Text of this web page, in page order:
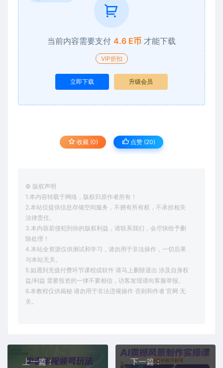
当前内容需要支付 4.6 E币 才能下载
VIP折扣
立即下载 升级会员
收藏 (0) 点赞 (20)
© 版权声明
1.本内容转载于网络，版权归原作者所有！
2.本站仅提供信息存储空间服务，不拥有所有权，不承担相关
法律责任。
3.本内容若侵犯到你的版权利益，请联系我们，会尽快给予删
除处理！
4.本站全资源仅供测试和学习，请勿用于非法操作，一切后果
与本站无关。
5.如遇到充值付费环节课程或软件 请马上删除退出 涉及自身权
益/利益 需要投资的一律不要相信，访客发现请向客服举报。
6.本教程仅供揭秘 请勿用于非法违规操作 否则和作者 官网 无
关。
上一篇：
下一篇：